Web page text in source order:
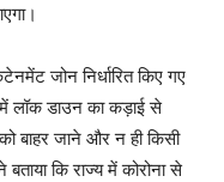
जोन निर्धारित किए गए
लॉक डाउन का कड़ाई से
बाहर जाने और न ही किसी
कि राज्य में कोरोना से